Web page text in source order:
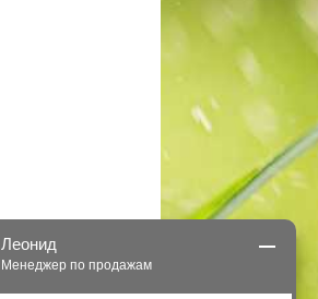
Леонид
Менеджер по продажам